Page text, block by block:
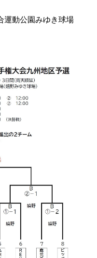
運動公園みゆき球場